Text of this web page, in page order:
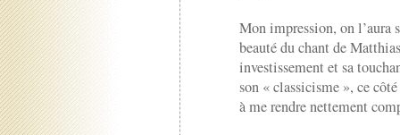
Mon impression, on l’aura
beauté du chant de
investissement et sa
son « classicisme », ce
à me rendre nettement